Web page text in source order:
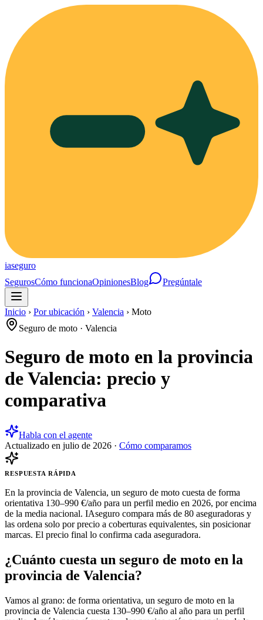
iaseguro
SegurosCómo funcionaOpinionesBlog Pregúntale
Inicio › Por ubicación › Valencia › Moto
Seguro de moto · Valencia
Seguro de moto en la provincia
de Valencia: precio y
comparativa
Habla con el agente
Actualizado en julio de 2026 · Cómo comparamos
RESPUESTA RÁPIDA
En la provincia de Valencia, un seguro de moto cuesta de forma
orientativa 130–990 €/año para un perfil medio en 2026, por encima
de la media nacional. IAseguro compara más de 80 aseguradoras y
las ordena solo por precio a coberturas equivalentes, sin posicionar
marcas. El precio final lo confirma cada aseguradora.
¿Cuánto cuesta un seguro de moto en la
provincia de Valencia?
Vamos al grano: de forma orientativa, un seguro de moto en la
provincia de Valencia cuesta 130–990 €/año al año para un perfil